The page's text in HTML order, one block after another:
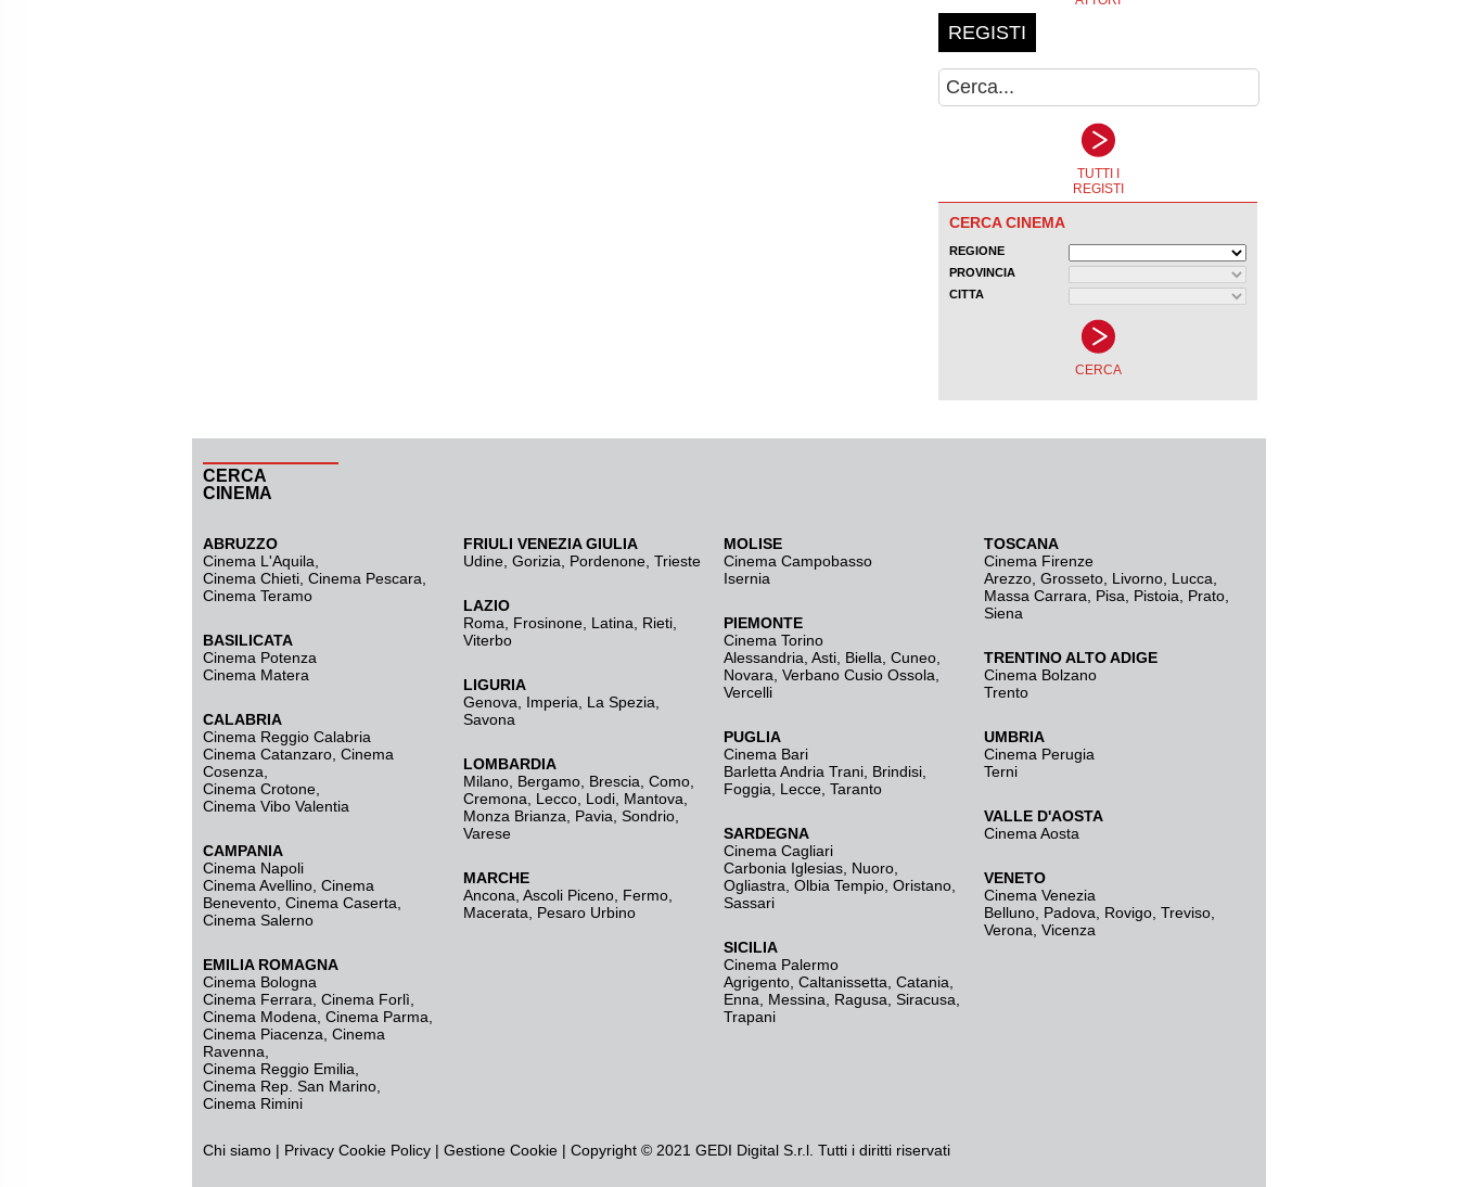
CERCA
CINEMA
ABRUZZO
Cinema L'Aquila
Cinema Chieti, Cinema Pescara,
Cinema Teramo
BASILICATA
Cinema Potenza
Cinema Matera
CALABRIA
Cinema Reggio Calabria
Cinema Catanzaro Cinema
Cosenza
Cinema Crotone
Cinema Vibo Valentia
CAMPANIA
Cinema Napoli
Cinema Avellino Cinema
Benevento Cinema Caserta
Cinema Salerno
EMILIA ROMAGNA
Cinema Bologna
Cinema Ferrara Cinema Forlì
Cinema Modena Cinema Parma
Cinema Piacenza Cinema
Ravenna
Cinema Reggio Emilia
Cinema Rep. San Marino
Cinema Rimini
FRIULI VENEZIA GIULIA
Udine Gorizia Pordenone Trieste
LAZIO
Roma
Frosinone Latina Rieti
Viterbo
LIGURIA
Genova
Imperia La Spezia
Savona
LOMBARDIA
Milano Bergamo Brescia, Como
Cremona
Lecco Lodi Mantova
Monza Brianza
Pavia Sondrio
Varese
MARCHE
Ancona Ascoli Piceno Fermo
Macerata
Pesaro Urbino
MOLISE
Cinema Campobasso
Isernia
PIEMONTE
Cinema Torino
Alessandria Asti Biella Cuneo
Novara Verbano Cusio Ossola
Vercelli
PUGLIA
Cinema Bari
Barletta Andria Trani Brindisi
Foggia
Lecce Taranto
SARDEGNA
Cinema Cagliari
Carbonia Iglesias Nuoro
Ogliastra Olbia Tempio Oristano
Sassari
SICILIA
Cinema Palermo
Agrigento Caltanissetta Catania
Enna
Messina Ragusa Siracusa
Trapani
TOSCANA
Cinema Firenze
Arezzo Grosseto Livorno Lucca
Massa Carrara
Pisa Pistoia Prato
Siena
TRENTINO ALTO ADIGE
Cinema Bolzano
Trento
UMBRIA
Cinema Perugia
Terni
VALLE D'AOSTA
Cinema Aosta
VENETO
Cinema Venezia
Belluno Padova Rovigo Treviso
Verona Vicenza
Chi siamo | Privacy Cookie Policy | Gestione Cookie | Copyright © 2021 GEDI Digital S.r.l. Tutti i diritti riservati